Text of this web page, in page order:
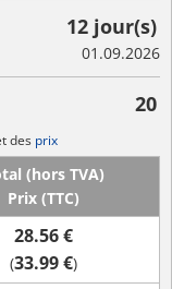
12 jour(s)
01.09.2026
20
des prix
(hors TVA)
Prix (TTC)
28.56 €
(33.99 €)